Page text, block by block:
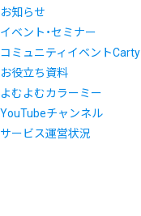
お知らせ
イベント・セミナー
コミュニティイベントCarty
お役立ち資料
よむよむカラーミー
YouTubeチャンネル
サービス運営状況